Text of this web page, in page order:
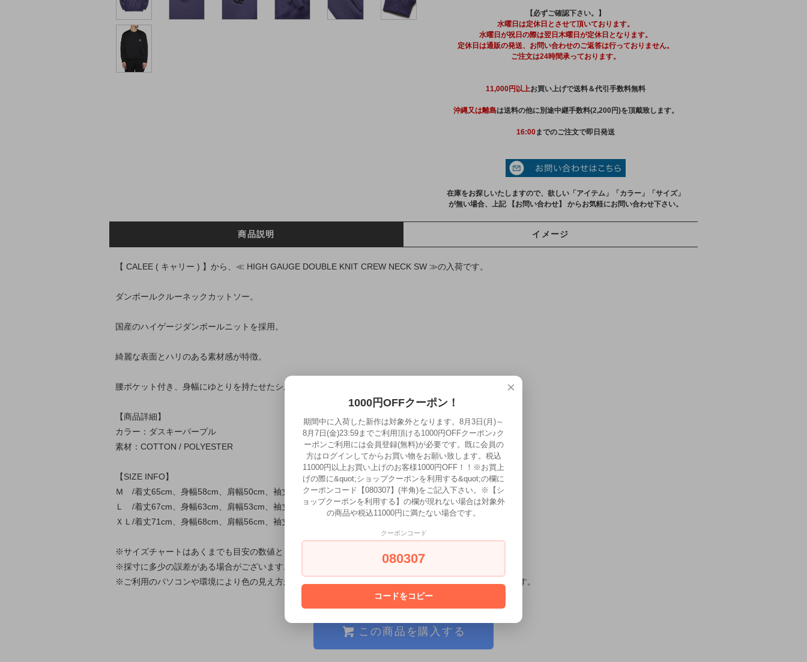
【必ずご確認下さい。】
水曜日は定休日とさせて頂いております。
水曜日が祝日の際は翌日木曜日が定休日となります。
定休日は通販の発送、お問い合わせのご返答は行っておりません。
ご注文は24時間承っております。
11,000円以上お買い上げで送料＆代引手数料無料
沖縄又は離島は送料の他に別途中継手数料(2,200円)を頂戴致します。
16:00までのご注文で即日発送
在庫をお探しいたしますので、欲しい「アイテム」「カラー」「サイズ」
が無い場合、上記 【お問い合わせ】 からお気軽にお問い合わせ下さい。
商品説明 イメージ
【 CALEE ( キャリー ) 】から、≪ HIGH GAUGE DOUBLE KNIT CREW NECK SW ≫の入荷です。
ダンボールクルーネックカットソー。
国産のハイゲージダンボールニットを採用。
綺麗な表面とハリのある素材感が特徴。
腰ポケット付き、身幅にゆとりを持たせたシルエット。
【商品詳細】
カラー：ダスキーパープル
素材：COTTON / POLYESTER
【SIZE INFO】
Ｍ /着丈65cm、身幅58cm、肩幅50cm、袖丈62cm
Ｌ /着丈67cm、身幅63cm、肩幅53cm、袖丈63cm
ＸＬ/着丈71cm、身幅68cm、肩幅56cm、袖丈64cm
※サイズチャートはあくまでも目安の数値としてご確認ください。
※採寸に多少の誤差がある場合がございます。御了承ください。
※ご利用のパソコンや環境により色の見え方が違ったり、実際の色味が多少異なって見える場合がございます。
この商品を購入する
×
1000円OFFクーポン！
期間中に入荷した新作は対象外となります。8月3日(月)～
8月7日(金)23:59までご利用頂ける1000円OFFクーポン♪ク
ーポンご利用には会員登録(無料)が必要です。既に会員の
方はログインしてからお買い物をお願い致します。税込
11000円以上お買い上げのお客様1000円OFF！！※お買上
げの際に&quot;ショップクーポンを利用する&quot;の欄に
クーポンコード【080307】(半角)をご記入下さい。※【シ
ョップクーポンを利用する】の欄が現れない場合は対象外
の商品や税込11000円に満たない場合です。
クーポンコード
080307
コードをコピー